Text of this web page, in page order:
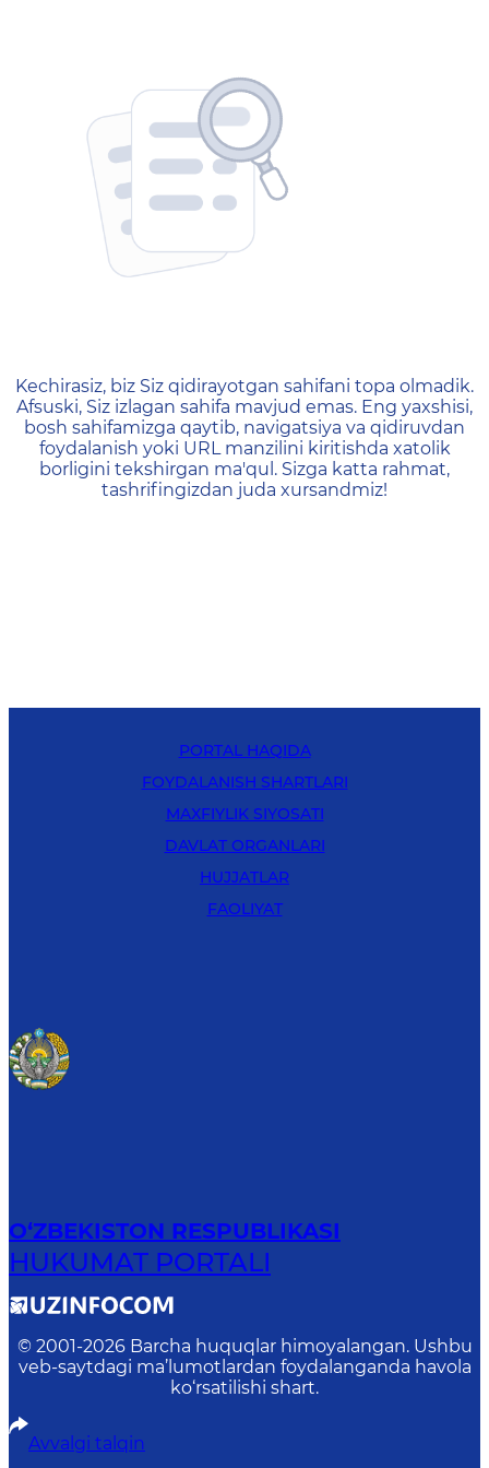
404 — Страница не
Kechirasiz, biz Siz qidirayotgan sahifani topa olmadik.
Afsuski, Siz izlagan sahifa mavjud emas. Eng yaxshisi,
bosh sahifamizga qaytib, navigatsiya va qidiruvdan
foydalanish yoki URL manzilini kiritishda xatolik
borligini tekshirgan ma'qul. Sizga katta rahmat,
tashrifingizdan juda xursandmiz!
PORTAL HAQIDA
FOYDALANISH SHARTLARI
MAXFIYLIK SIYOSATI
DAVLAT ORGANLARI
HUJJATLAR
FAOLIYAT
O‘ZBEKISTON RESPUBLIKASI
HUKUMAT PORTALI
© 2001-2026 Barcha huquqlar himoyalangan. Ushbu
veb-saytdagi ma’lumotlardan foydalanganda havola
ko‘rsatilishi shart.
Avvalgi talqin